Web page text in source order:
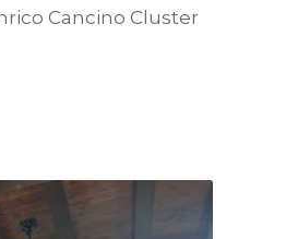
Cancino Cluster